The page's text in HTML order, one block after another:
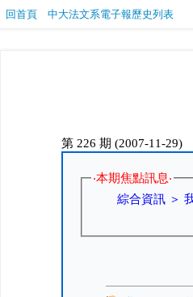
回首頁 中大法文系電子報歷史列表